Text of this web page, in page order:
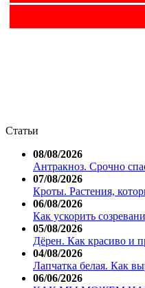
Статьи
08/08/2026
Антракноз. Срочно
07/08/2026
Кроты. Растения,
06/08/2026
Как ускорить
05/08/2026
Дёрен. Как красиво и
04/08/2026
Лапчатка белая. Как
06/06/2026